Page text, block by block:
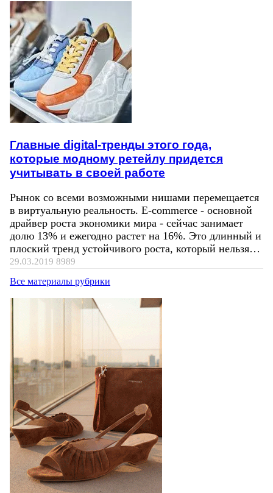
Главные digital-тренды этого года,
которые модному ретейлу придется
учитывать в своей работе
Рынок со всеми возможными нишами перемещается
в виртуальную реальность. E-commerce - основной
драйвер роста экономики мира - сейчас занимает
долю 13% и ежегодно растет на 16%. Это длинный и
плоский тренд устойчивого роста, который нельзя…
29.03.2019 8989
Все материалы рубрики